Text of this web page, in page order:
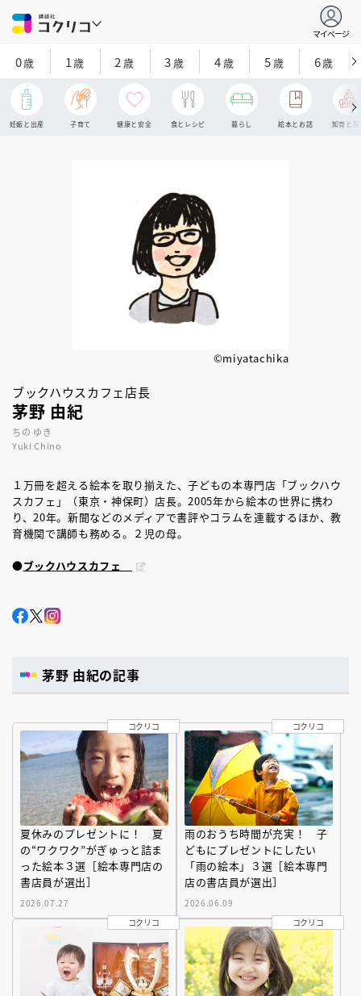
マイページ
0歳 1歳 2 歳 3歳 4歳 5歳 6歳
妊娠と出産 子育て 健康と安全 食とレシピ 暮らし 絵本とお話 知育と探
©miyatachika
ブックハウスカフェ店長
茅野 由紀
ちの ゆき
Yuki Chino
１万冊を超える絵本を取り揃えた、子どもの本専門店「ブックハウ
スカフェ」（東京・神保町）店長。2005年から絵本の世界に携わ
り、20年。新聞などのメディアで書評やコラムを連載するほか、教
育機関で講師も務める。２児の母。
●ブックハウスカフェ
茅野 由紀の記事
コクリコ
夏休みのプレゼントに！ 夏
の“ワクワク”がぎゅっと詰ま
った絵本３選［絵本専門店の
書店員が選出］
2026.07.27
コクリコ
雨のおうち時間が充実！ 子
どもにプレゼントにしたい
「雨の絵本」３選［絵本専門
店の書店員が選出］
2026.06.09
コクリコ
コクリコ